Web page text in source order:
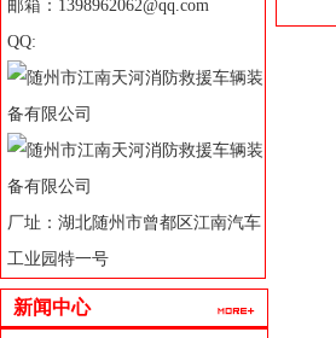
邮箱：1398962062@qq.com
QQ:
厂址：湖北随州市曾都区江南汽车
工业园特一号
新闻中心